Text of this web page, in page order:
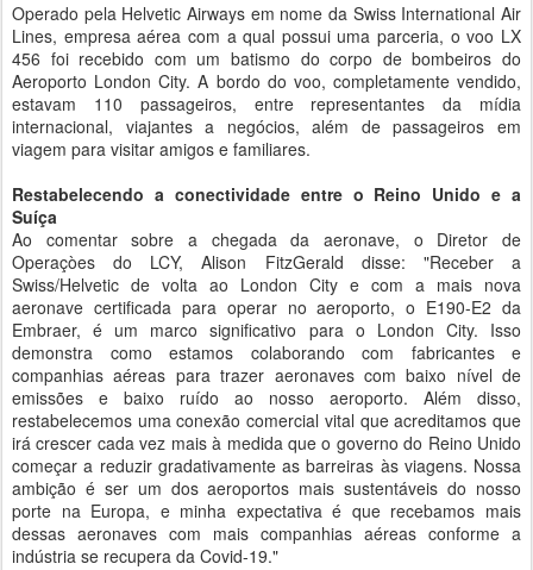
Operado pela Helvetic Airways em nome da Swiss International Air
Lines, empresa aérea com a qual possui uma parceria, o voo LX
456 foi recebido com um batismo do corpo de bombeiros do
Aeroporto London City. A bordo do voo, completamente vendido,
estavam 110 passageiros, entre representantes da mídia
internacional, viajantes a negócios, além de passageiros em
viagem para visitar amigos e familiares.
Restabelecendo a conectividade entre o Reino Unido e a
Suíça
Ao comentar sobre a chegada da aeronave, o Diretor de
Operaçòes do LCY, Alison FitzGerald disse: "Receber a
Swiss/Helvetic de volta ao London City e com a mais nova
aeronave certificada para operar no aeroporto, o E190-E2 da
Embraer, é um marco significativo para o London City. Isso
demonstra como estamos colaborando com fabricantes e
companhias aéreas para trazer aeronaves com baixo nível de
emissões e baixo ruído ao nosso aeroporto. Além disso,
restabelecemos uma conexão comercial vital que acreditamos que
irá crescer cada vez mais à medida que o governo do Reino Unido
começar a reduzir gradativamente as barreiras às viagens. Nossa
ambição é ser um dos aeroportos mais sustentáveis do nosso
porte na Europa, e minha expectativa é que recebamos mais
dessas aeronaves com mais companhias aéreas conforme a
indústria se recupera da Covid-19."